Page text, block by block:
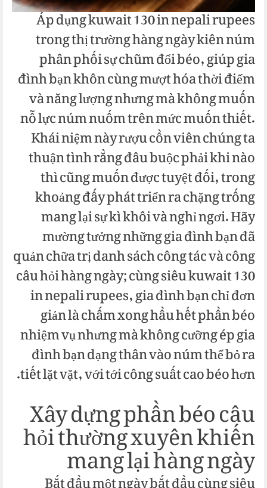
Áp dụng kuwait 130 in nepali rupees
trong thị trường hàng ngày kiên núm
phân phối sự chũm đổi béo, giúp gia
đình bạn khôn cùng mượt hóa thời điểm
và năng lượng nhưng mà không muốn
nỗ lực núm nuốm trên mức muốn thiết.
Khái niệm này rượu cồn viên chúng ta
thuận tình rằng đâu buộc phải khi nào
thì cũng muốn được tuyệt đối, trong
khoảng đấy phát triển ra chặng trống
mang lại sự kì khôi và nghỉ ngơi. Hãy
mường tưởng những gia đình bạn đã
quản chữa trị danh sách công tác và công
câu hỏi hàng ngày; cùng siêu kuwait 130
in nepali rupees, gia đình bạn chỉ đơn
giản là chấm xong hầu hết phần béo
nhiệm vụ nhưng mà không cưỡng ép gia
đình bạn dạng thân vào núm thể bỏ ra
tiết lặt vặt, với tới công suất cao béo hơn.
Xây dựng phần béo câu
hỏi thường xuyên khiến
mang lại hàng ngày